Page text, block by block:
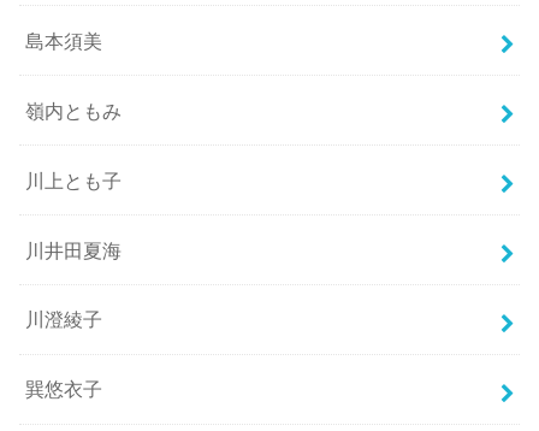
島本須美
嶺内ともみ
川上とも子
川井田夏海
川澄綾子
巽悠衣子